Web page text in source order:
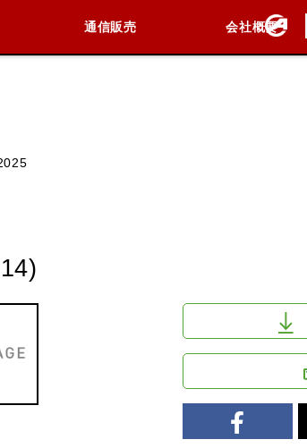
通信販売 会社概要
会社概要
採用情報